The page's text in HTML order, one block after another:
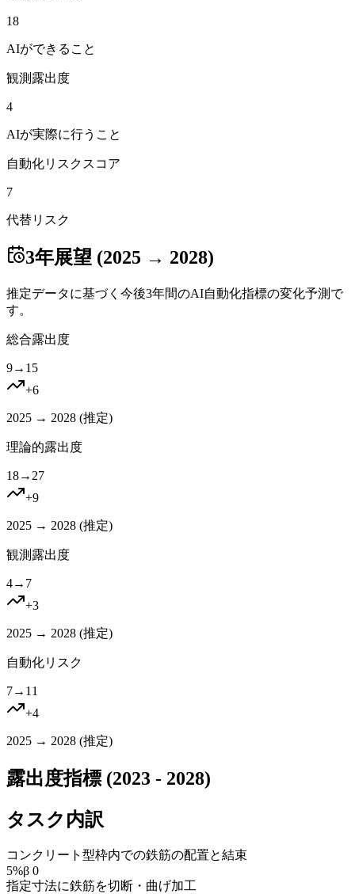
18
AIができること
観測露出度
4
AIが実際に行うこと
自動化リスクスコア
7
代替リスク
3年展望 (2025 → 2028)
推定データに基づく今後3年間のAI自動化指標の変化予測で
す。
総合露出度
9→ 15
+6
2025 → 2028 (推定)
理論的露出度
18→ 27
+9
2025 → 2028 (推定)
観測露出度
4→ 7
+3
2025 → 2028 (推定)
自動化リスク
7→ 11
+4
2025 → 2028 (推定)
露出度指標 (2023 - 2028)
タスク内訳
コンクリート型枠内での鉄筋の配置と結束
5%β 0
指定寸法に鉄筋を切断・曲げ加工